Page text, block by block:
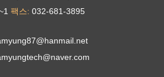
팩스 032-681-3895